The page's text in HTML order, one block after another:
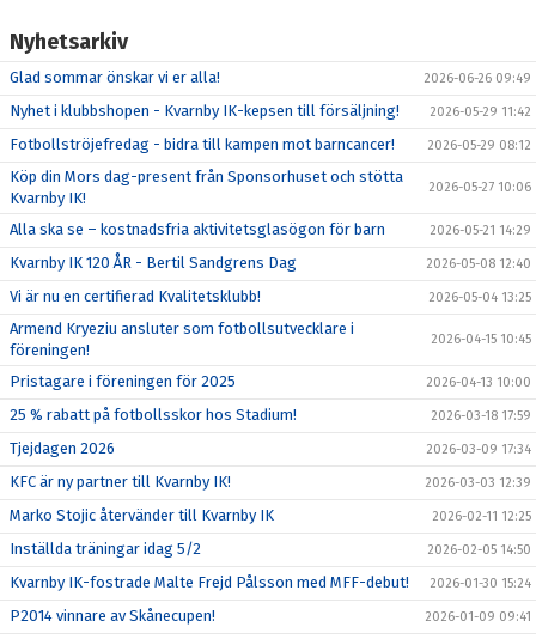
Nyhetsarkiv
Glad sommar önskar vi er alla! 2026-06-26 09:49
Nyhet i klubbshopen - Kvarnby IK-kepsen till försäljning! 2026-05-29 11:42
Fotbollströjefredag - bidra till kampen mot barncancer! 2026-05-29 08:12
Köp din Mors dag-present från Sponsorhuset och stötta
Kvarnby IK!
2026-05-27 10:06
Alla ska se – kostnadsfria aktivitetsglasögon för barn 2026-05-21 14:29
Kvarnby IK 120 ÅR - Bertil Sandgrens Dag 2026-05-08 12:40
Vi är nu en certifierad Kvalitetsklubb! 2026-05-04 13:25
Armend Kryeziu ansluter som fotbollsutvecklare i
föreningen!
2026-04-15 10:45
Pristagare i föreningen för 2025 2026-04-13 10:00
25 % rabatt på fotbollsskor hos Stadium! 2026-03-18 17:59
Tjejdagen 2026 2026-03-09 17:34
KFC är ny partner till Kvarnby IK! 2026-03-03 12:39
Marko Stojic återvänder till Kvarnby IK 2026-02-11 12:25
Inställda träningar idag 5/2 2026-02-05 14:50
Kvarnby IK-fostrade Malte Frejd Pålsson med MFF-debut! 2026-01-30 15:24
P2014 vinnare av Skånecupen! 2026-01-09 09:41